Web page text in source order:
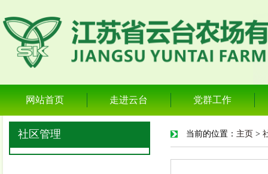
网站首页 走进云台 党群工作
社区管理 当前的位置： 主页 >